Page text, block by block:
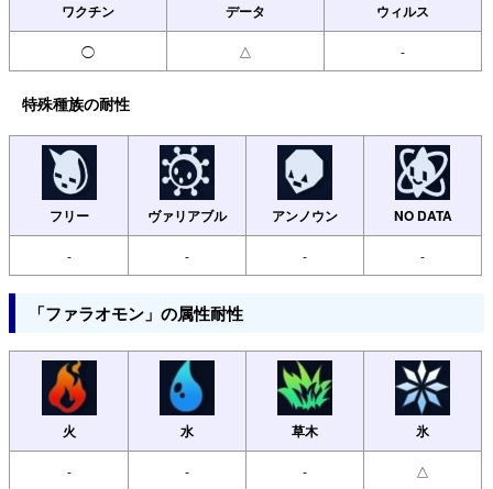
ワクチン データ ウィルス
◯ △ -
特殊種族の耐性
フリー ヴァリアブル アンノウン NO DATA
- - - -
「ファラオモン」の属性耐性
火 水 草木 氷
- - - △